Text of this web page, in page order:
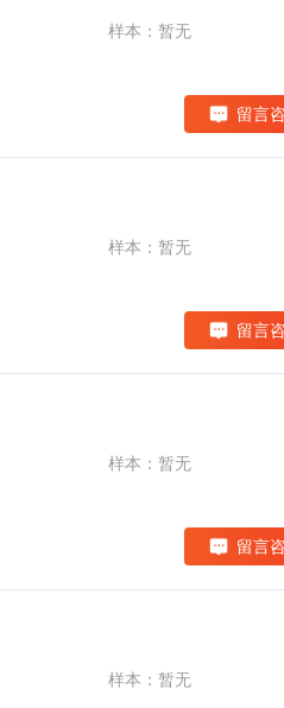
样本：暂无
留言
样本：暂无
留言
样本：暂无
留言
样本：暂无